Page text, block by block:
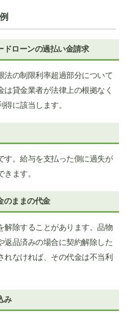
ドローンの過払い金請求
法の制限利率超過部分について
貸金業者が法律上の根拠なく
に該当します。
す。給与を支払った側に過失が
ます。
のままの代金
解除することがあります。品物
返品済みの場合に契約解除した
れなければ、その代金は不当利
み